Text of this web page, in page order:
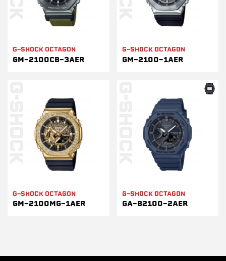
G-SHOCK OCTAGON
GM-2100CB-3AER
G-SHOCK OCTAGON
GM-2100-1AER
G-SHOCK OCTAGON
GM-2100MG-1AER
G-SHOCK OCTAGON
GA-B2100-2AER